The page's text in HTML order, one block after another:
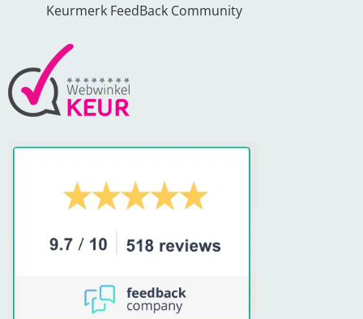
Keurmerk FeedBack Community